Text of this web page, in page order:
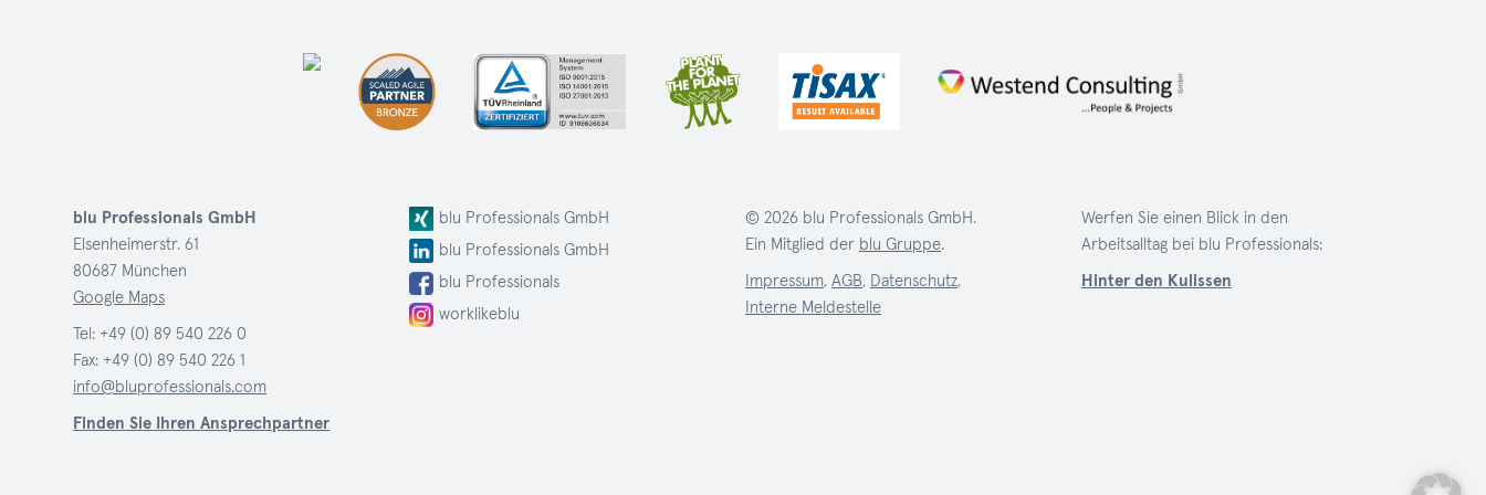
blu Professionals GmbH
Elsenheimerstr. 61
80687 München
Google Maps
Tel: +49 (0) 89 540 226 0
Fax: +49 (0) 89 540 226 1
info@bluprofessionals.com
Finden Sie Ihren Ansprechpartner
blu Professionals GmbH
blu Professionals GmbH
blu Professionals
worklikeblu
© 2026 blu Professionals GmbH.
Ein Mitglied der blu Gruppe.
Impressum, AGB, Datenschutz,
Interne Meldestelle
Werfen Sie einen Blick in den
Arbeitsalltag bei blu Professionals:
Hinter den Kulissen